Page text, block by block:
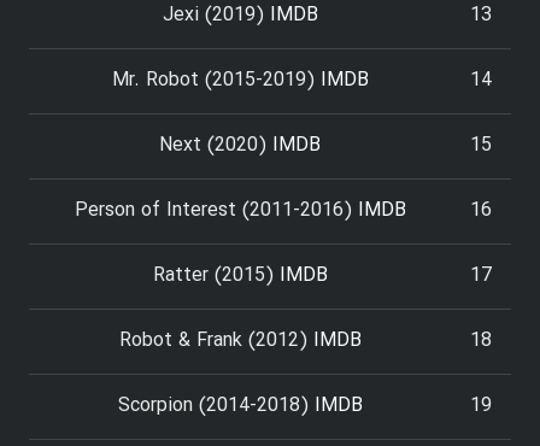
13
Jexi (2019) IMDB
14
Mr. Robot (2015-2019) IMDB
15
Next (2020) IMDB
16
Person of Interest (2011-2016) IMDB
17
Ratter (2015) IMDB
18
Robot & Frank (2012) IMDB
19
Scorpion (2014-2018) IMDB